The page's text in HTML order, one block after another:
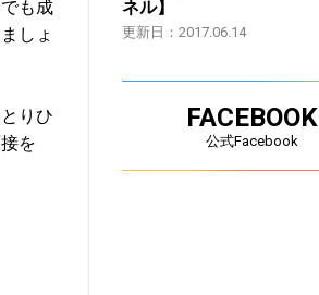
も成
しょ
りひ
を
ネル】
更新日：2017.06.14
FACEBOOK
公式Facebook